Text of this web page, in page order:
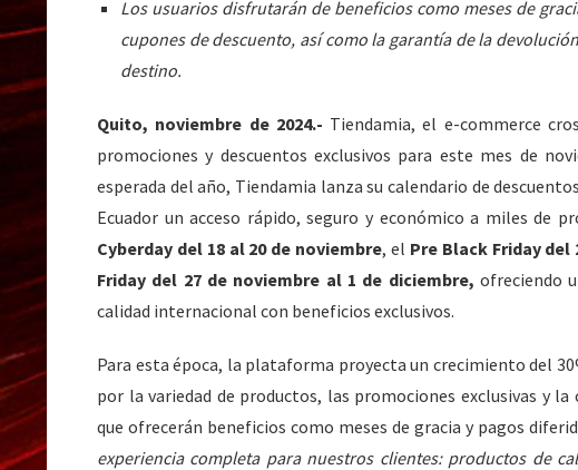
Los usuarios disfrutarán de beneficios como meses de
cupones de descuento, así como la garantía de la
destino.
Quito, noviembre de 2024.- Tiendamia, el e-commerce
promociones y descuentos exclusivos para este mes de
esperada del año, Tiendamia lanza su calendario de
Ecuador un acceso rápido, seguro y económico a miles de
Cyberday del 18 al 20 de noviembre, el Pre Black Friday del
Friday del 27 de noviembre al 1 de diciembre, ofreciendo
calidad internacional con beneficios exclusivos.
Para esta época, la plataforma proyecta un crecimiento del
por la variedad de productos, las promociones exclusivas y
que ofrecerán beneficios como meses de gracia y pagos
experiencia completa para nuestros clientes: productos de